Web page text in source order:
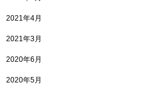
2021年4月
2021年3月
2020年6月
2020年5月